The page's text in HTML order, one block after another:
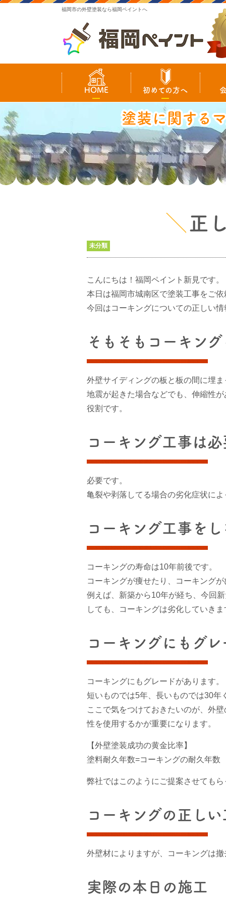
福岡市の外壁塗装なら福岡ペイントへ
HOME 初めての方へ
塗装に関する
正
未分類
こんにちは！福岡ペイント新見です。
本日は福岡市城南区で塗装工事をご
今回はコーキングについての正しい
そもそもコーキン
外壁サイディングの板と板の間に埋
地震が起きた場合などでも、伸縮性
役割です。
コーキング工事は
必要です。
亀裂や剥落してる場合の劣化症状に
コーキング工事を
コーキングの寿命は10年前後です。
コーキングが痩せたり、コーキング
例えば、新築から10年が経ち、今回
しても、コーキングは劣化していきま
コーキングにもグ
コーキングにもグレードがあります。
短いものでは5年、長いものでは30年
ここで気をつけておきたいのが、外
性を使用するかが重要になります。
【外壁塗装成功の黄金比率】
塗料耐久年数=コーキングの耐久年数
弊社ではこのようにご提案させても
コーキングの正し
外壁材によりますが、コーキングは
実際の本日の施工